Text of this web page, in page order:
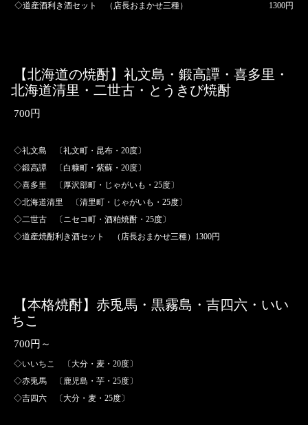
◇道産酒利き酒セット （店長おまかせ三種）
1300円
【北海道の焼酎】礼文島・鍛高譚・喜多里・
北海道清里・二世古・とうきび焼酎
700円
◇礼文島 〔礼文町・昆布・20度〕
◇鍛高譚 〔白糠町・紫蘇・20度〕
◇喜多里 〔厚沢部町・じゃがいも・25度〕
◇北海道清里 〔清里町・じゃがいも・25度〕
◇二世古 〔ニセコ町・酒粕焼酎・25度〕
◇道産焼酎利き酒セット （店長おまかせ三種）1300円
【本格焼酎】赤兎馬・黒霧島・吉四六・いい
ちこ
700円～
◇いいちこ 〔大分・麦・20度〕
◇赤兎馬 〔鹿児島・芋・25度〕
◇吉四六 〔大分・麦・25度〕